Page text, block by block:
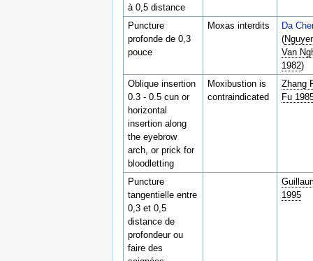
à 0,5 distance
Puncture
profonde de 0,3
pouce
Moxas interdits
Da
(
Van
1982)
Oblique insertion
0.3 - 0.5 cun or
horizontal
insertion along
the eyebrow
arch, or prick for
bloodletting
Moxibustion is
contraindicated
Zhang
Fu
Puncture
tangentielle entre
0,3 et 0,5
distance de
profondeur ou
faire des
1995